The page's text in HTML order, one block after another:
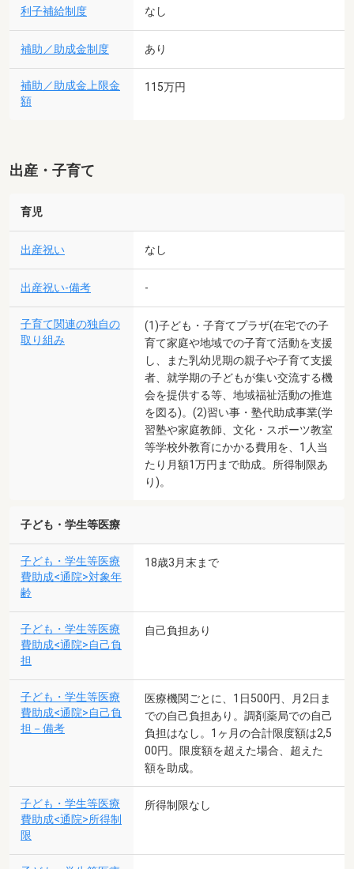
利子補給制度 なし
補助／助成金制度 あり
補助／助成金上限金
額
115万円
出産・子育て
育児
出産祝い なし
出産祝い-備考 -
子育て関連の独自の
取り組み
(1)子ども・子育てプラザ(在宅での子
育て家庭や地域での子育て活動を支援
し、また乳幼児期の親子や子育て支援
者、就学期の子どもが集い交流する機
会を提供する等、地域福祉活動の推進
を図る)。(2)習い事・塾代助成事業(学
習塾や家庭教師、文化・スポーツ教室
等学校外教育にかかる費用を、1人当
たり月額1万円まで助成。所得制限あ
り)。
子ども・学生等医療
子ども・学生等医療
費助成<通院>対象年
齢
18歳3月末まで
子ども・学生等医療
費助成<通院>自己負
担
自己負担あり
子ども・学生等医療
費助成<通院>自己負
担－備考
医療機関ごとに、1日500円、月2日ま
での自己負担あり。調剤薬局での自己
負担はなし。1ヶ月の合計限度額は2,5
00円。限度額を超えた場合、超えた
額を助成。
子ども・学生等医療
費助成<通院>所得制
限
所得制限なし